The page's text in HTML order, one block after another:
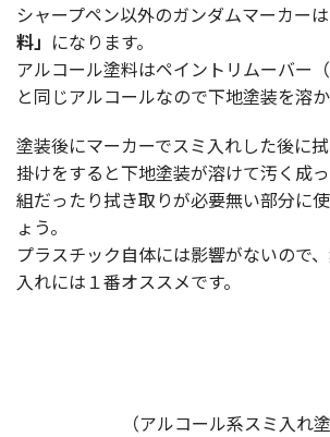
シャープペン以外のガンダムマーカーは
料」 になります。
アルコール塗料はペイントリムーバー（
と同じアルコールなので下地塗装を溶か
塗装後にマーカーでスミ入れした後に
掛けをすると下地塗装が溶けて汚く成
組だったり拭き取りが必要無い部分に
ょう。
プラスチック自体には影響がないので
入れには１番オススメです。
（アルコール系スミ入れ塗